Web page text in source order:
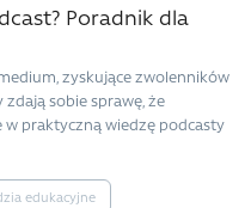
Poradnik dla
zyskujące zwolenników
sobie sprawę, że
w praktyczną wiedzę podcasty
edukacyjne